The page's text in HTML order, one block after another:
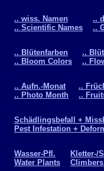
.. wiss. Namen
.. Scientific Names
..
..
.. Blütenfarben
.. Bloom Colors
..
..
.. Aufn.-Monat
.. Photo Month
..
..
Schädlingsbefall +
Pest Infestation +
Wasser-Pfl.
Water Plants
Kletter-/